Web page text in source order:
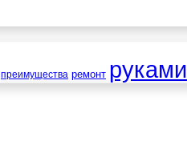
преимущества ремонт руками